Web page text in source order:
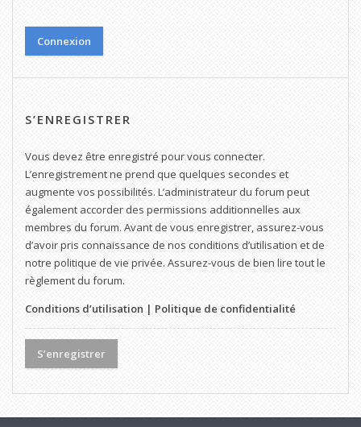
S’ENREGISTRER
Vous devez être enregistré pour vous connecter.
L’enregistrement ne prend que quelques secondes et
augmente vos possibilités. L’administrateur du forum peut
également accorder des permissions additionnelles aux
membres du forum. Avant de vous enregistrer, assurez-vous
d’avoir pris connaissance de nos conditions d’utilisation et de
notre politique de vie privée. Assurez-vous de bien lire tout le
règlement du forum.
Conditions d’utilisation | Politique de confidentialité
S’enregistrer